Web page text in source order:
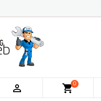
 shopping_cart0